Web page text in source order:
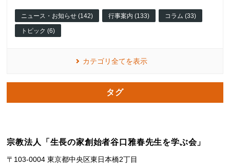
ニュース・お知らせ (142) 行事案内 (133) コラム (33)
トピック (6)
カテゴリ全てを表示
タグ
宗教法人「生長の家創始者谷口雅春先生を学ぶ会」
〒103-0004 東京都中央区東日本橋2丁目